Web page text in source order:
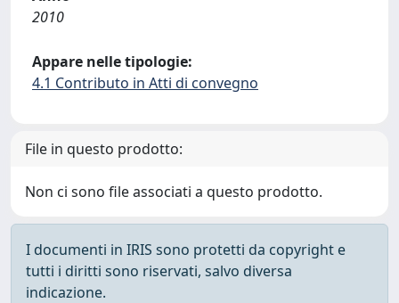
2010
Appare nelle tipologie:
4.1 Contributo in Atti di convegno
File in questo prodotto:
Non ci sono file associati a questo prodotto.
I documenti in IRIS sono protetti da copyright e
tutti i diritti sono riservati, salvo diversa
indicazione.